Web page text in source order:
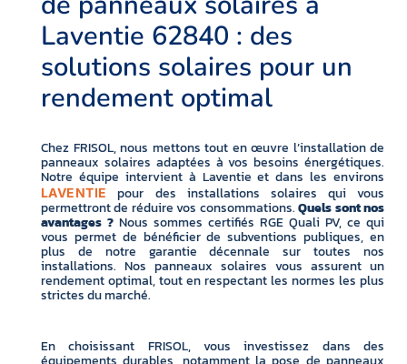
Laventie 62840 : des
solutions solaires pour un
rendement optimal
Chez FRISOL, nous mettons tout en œuvre l’installation de
panneaux solaires adaptées à vos besoins énergétiques.
Notre équipe intervient à Laventie et dans les environs
LAVENTIE pour des installations solaires qui vous
permettront de réduire vos consommations.Quels sont nos
avantages ? Nous sommes certifiés RGE Quali PV, ce qui
vous permet de bénéficier de subventions publiques, en
plus de notre garantie décennale sur toutes nos
installations. Nos panneaux solaires vous assurent un
rendement optimal, tout en respectant les normes les plus
strictes du marché.
En choisissant FRISOL, vous investissez dans des